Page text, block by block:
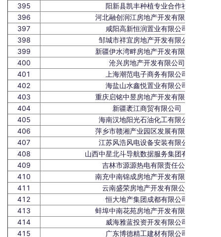
395
阳新县凯丰种植专业合作社
396
河北融创润江房地产开发有限公司
397
咸阳高新恒润置业有限公司
398
邹城市祥宜房地产开发有限公司
399
新疆伊水湾畔房地产开发有限公司
400
沧兴房地产开发有限公司
401
上海潮范电子商务有限公司
402
海盐山水鑫悦置业有限公司
403
重庆启铭中昱房地产开发有限公司
404
新疆袤江商贸有限公司
405
海南汉地阳光石油化工有限公司
406
萍乡市赣湘产业园区发展有限公司
407
江苏风浩风电设备安装有限公司
408
山西中星北斗导航数据服务集团有限公司
409
吉林市源源热电有限责任公司
410
南充中南锦成房地产开发有限公司
411
云南盛荣房地产开发有限公司
412
恒大地产集团成都有限公司
413
蚌埠中南花苑房地产开发有限公司
414
威海雅蓝投资开发有限公司
415
广东博德精工建材有限公司